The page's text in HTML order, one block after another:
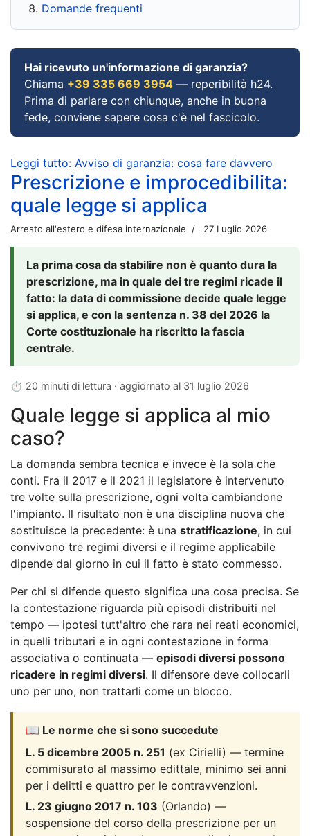
Domande frequenti
Hai ricevuto un'informazione di garanzia?
Chiama +39 335 669 3954 — reperibilità h24.
Prima di parlare con chiunque, anche in buona
fede, conviene sapere cosa c'è nel fascicolo.
Leggi tutto: Avviso di garanzia: cosa fare davvero
Prescrizione e improcedibilita:
quale legge si applica
Arresto all'estero e difesa internazionale 27 Luglio 2026
La prima cosa da stabilire non è quanto dura la
prescrizione, ma in quale dei tre regimi ricade il
fatto: la data di commissione decide quale legge
si applica, e con la sentenza n. 38 del 2026 la
Corte costituzionale ha riscritto la fascia
centrale.
⏱ 20 minuti di lettura · aggiornato al 31 luglio 2026
Quale legge si applica al mio
caso?
La domanda sembra tecnica e invece è la sola che
conti. Fra il 2017 e il 2021 il legislatore è intervenuto
tre volte sulla prescrizione, ogni volta cambiandone
l'impianto. Il risultato non è una disciplina nuova che
sostituisce la precedente: è una stratificazione, in cui
convivono tre regimi diversi e il regime applicabile
dipende dal giorno in cui il fatto è stato commesso.
Per chi si difende questo significa una cosa precisa. Se
la contestazione riguarda più episodi distribuiti nel
tempo — ipotesi tutt'altro che rara nei reati economici,
in quelli tributari e in ogni contestazione in forma
associativa o continuata — episodi diversi possono
ricadere in regimi diversi. Il difensore deve collocarli
uno per uno, non trattarli come un blocco.
📖 Le norme che si sono succedute
L. 5 dicembre 2005 n. 251 (ex Cirielli) — termine
commisurato al massimo edittale, minimo sei anni
per i delitti e quattro per le contravvenzioni.
L. 23 giugno 2017 n. 103 (Orlando) —
sospensione del corso della prescrizione per un